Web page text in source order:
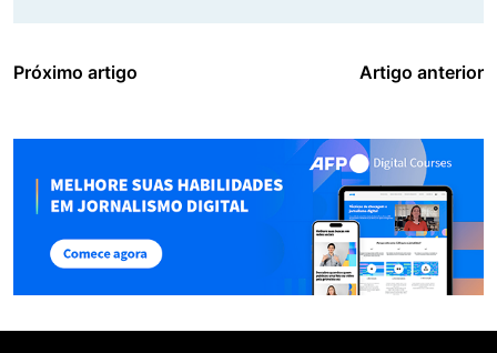
Próximo artigo Artigo anterior